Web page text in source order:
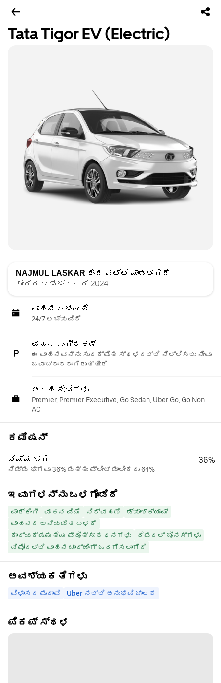
Tata Tigor EV (Electric)
NAJMUL LASKAR ರಿಂದ ಪಟ್ಟಿ ಮಾಡಲಾಗಿದೆ
ಸೇರಿದರು ಫೆಬ್ರವರಿ 2024
ವಾಹನ ಲಭ್ಯತೆ
24/7 ಲಭ್ಯವಿದೆ
ವಾಹನ ಸಂಗ್ರಹಣೆ
ಈ ವಾಹನವನ್ನು ಸುರಕ್ಷಿತ ಸ್ಥಳದಲ್ಲಿ ನಿಲ್ಲಿಸಲು ನೀವು
ಜವಾಬ್ದಾರರಾಗಿರುತ್ತೀರಿ.
ಅರ್ಹ ಸೇವೆಗಳು
Premier, Premier Executive, Go Sedan, Uber Go, Go Non
AC
ಕಮಿಷನ್
ನಿಮ್ಮ ಭಾಗ
ನಿಮ್ಮ ಭಾಗವು 36% ಮತ್ತು ಫ್ಲೀಟ್ ಮಾಲೀಕರು 64%
36%
ಇವುಗಳನ್ನು ಒಳಗೊಂಡಿದೆ
ಪಾರ್ಕಿಂಗ್ ವಾಹನ ವಿಮೆ ನಿರ್ವಹಣೆ
ಡ್ಯಾಶ್‌ಕ್ಯಾಮ್
ವಾಹನದ ಅನಿಯಮಿತ ಬಳಕೆ
ಕಾರ್ಯಕ್ಷಮತೆಯ ಪ್ರೋತ್ಸಾಹ ಧನಗಳು
ರೆಫರಲ್ ಬೋನಸ್‌ಗಳು
ಡಿಪೋದಲ್ಲಿ ವಾಹನ ಚಾರ್ಜಿಂಗ್ ಒದಗಿಸಲಾಗಿದೆ
ಅವಶ್ಯಕತೆಗಳು
ವಿಳಾಸದ ಪುರಾವೆ Uber ನಲ್ಲಿ ಅನುಭವಿ ಚಾಲಕ
ಪಿಕಪ್ ಸ್ಥಳ